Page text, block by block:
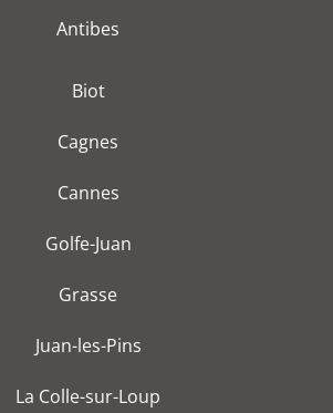
Antibes
Biot
Cagnes
Cannes
Golfe-Juan
Grasse
Juan-les-Pins
La Colle-sur-Loup